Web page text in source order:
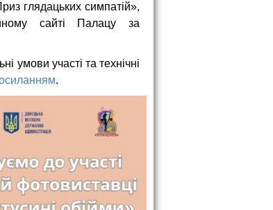
глядацьких симпатій»,
сайті Палацу за
умови участі та технічні
.